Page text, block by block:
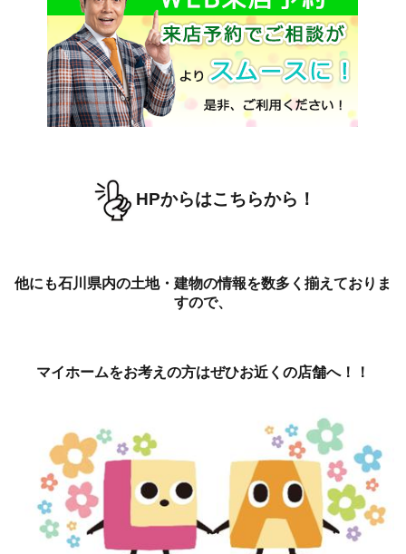
HPからはこちらから！
他にも石川県内の土地・建物の情報を数多く揃えておりま
すので、
マイホームをお考えの方はぜひお近くの店舗へ！！